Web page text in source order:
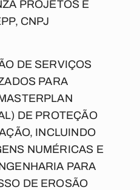
PROJETOS E
CNPJ
DE SERVIÇOS
PARA
DE PROTEÇÃO
INCLUINDO
NUMÉRICAS E
PARA
DE EROSÃO